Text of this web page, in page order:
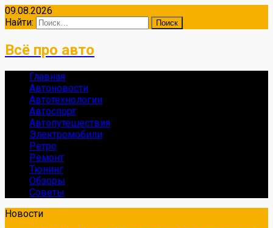
09.08.2026
Найти:
Всё про авто
Главная
Автоновости
Автотехнологии
Автоспорт
Автопутешествия
Электромобили
Ретро
Ремонт
Тюнинг
Обзоры
Советы
Новости